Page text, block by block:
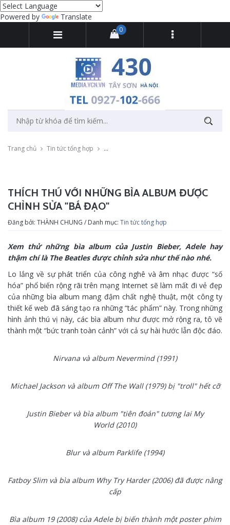
Powered by Translate
0
Trang chủ Tin tức tổng hợp Thích thú với những bìa album được chỉnh
THÍCH THÚ VỚI NHỮNG BÌA ALBUM ĐƯỢC
CHỈNH SỬA "BÁ ĐẠO"
Đăng bởi: THÀNH CHUNG / Danh mục: Tin tức tổng hợp
Xem thử những bìa album của Justin Bieber, Adele hay
thậm chí là The Beatles được chỉnh sửa như thế nào nhé.
Lo lắng về sự phát triển của công nghê và âm nhạc được “số
hóa” phổ biến rộng rãi trên mạng Internet sẽ làm mất đi vẻ đẹp
của những bìa album mang đậm chất nghệ thuật, một công ty
thiết kế web đã sáng tạo ra những “tác phẩm” này. Trong những
hình ảnh thú vị này, các bìa album như được mở rộng ra, tô vẽ
thành một “bức tranh toàn cảnh” với cả sự hài hước lẫn độc đáo.
Nirvana và albumNevermind(1991)
Michael Jackson và album Off The Wall (1979) bị "troll" hết cỡ
Justin Bieber và bìa album "tiên đoán" tương lai My
World (2010)
Blur và album Parklife (1994)
Fatboy Slim và bìa album Why Try Harder(2006) đã được nâng
cấp
Bìa album 19 (2008) của Adele bị biến thành một poster phim